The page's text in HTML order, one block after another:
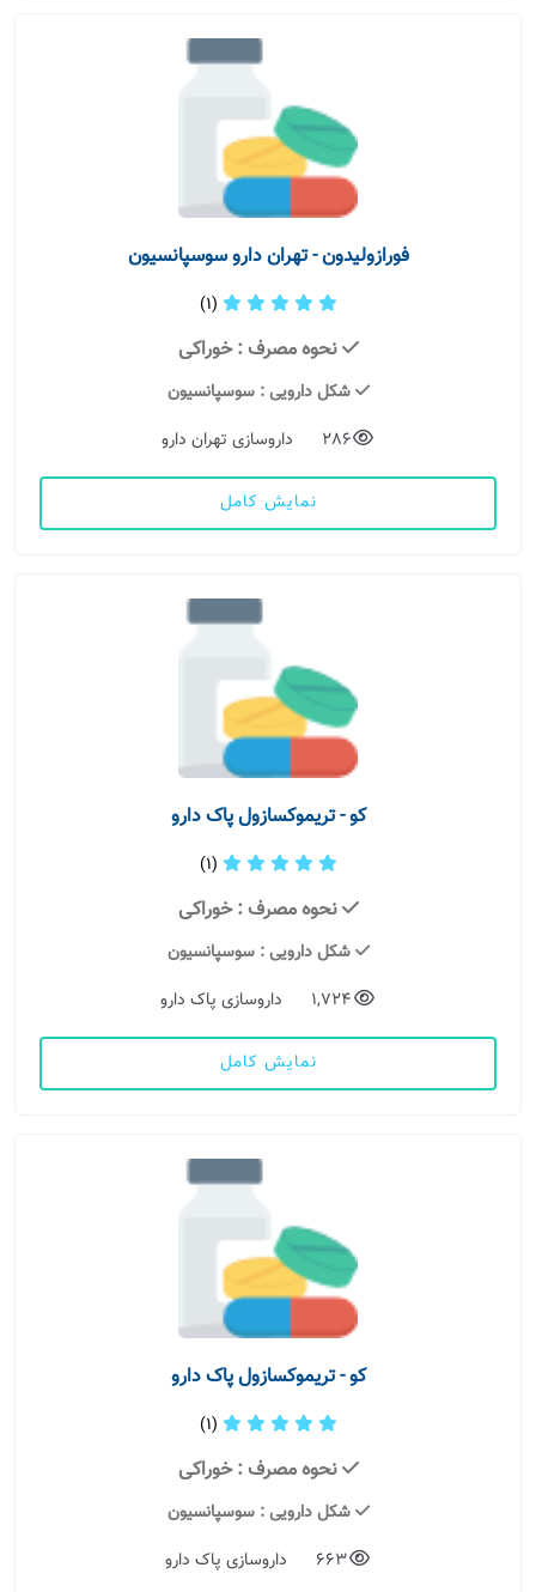
فورازولیدون - تهران دارو سوسپانسیون
(1)
نحوه مصرف : خوراکی
شکل دارویی: سوسپانسیون
286
داروسازی تهران دارو
نمایش کامل
کو - تریموکسازول پاک دارو
(1)
نحوه مصرف : خوراکی
شکل دارویی: سوسپانسیون
1,724
داروسازی پاک دارو
نمایش کامل
کو - تریموکسازول پاک دارو
(1)
نحوه مصرف : خوراکی
شکل دارویی: سوسپانسیون
663
داروسازی پاک دارو